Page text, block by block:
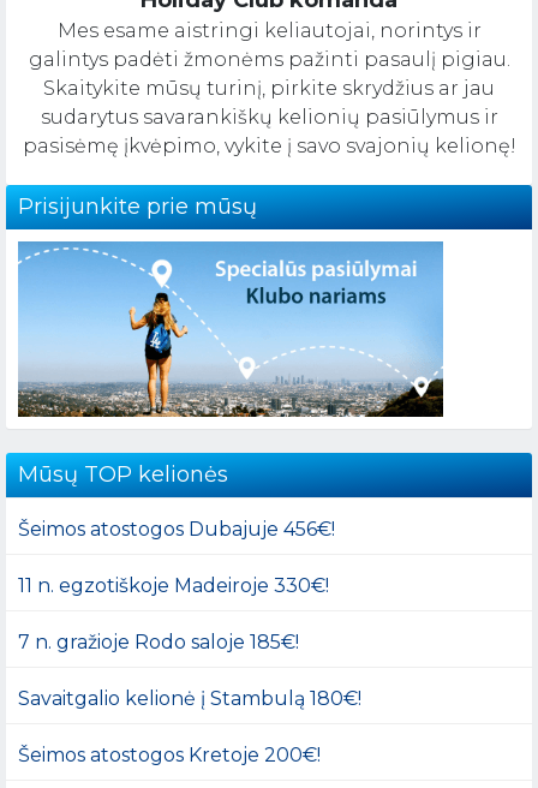
Mes esame aistringi keliautojai, norintys ir
galintys padėti žmonėms pažinti pasaulį pigiau.
Skaitykite mūsų turinį, pirkite skrydžius ar jau
sudarytus savarankiškų kelionių pasiūlymus ir
pasisėmę įkvėpimo, vykite į savo svajonių kelionę!
Prisijunkite prie mūsų
Mūsų TOP kelionės
Šeimos atostogos Dubajuje 456€!
11 n. egzotiškoje Madeiroje 330€!
7 n. gražioje Rodo saloje 185€!
Savaitgalio kelionė į Stambulą 180€!
Šeimos atostogos Kretoje 200€!